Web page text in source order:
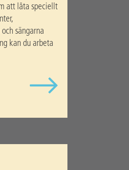
att låta speciellt
sängarna
kan du arbeta